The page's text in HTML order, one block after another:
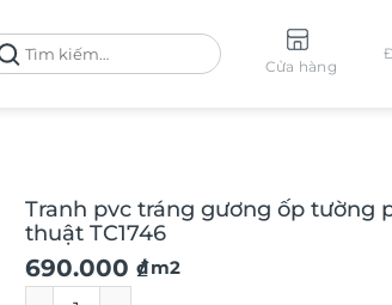
Cửa hàng
Tranh pvc tráng gương ốp tường
thuật TC1746
690.000 ₫
/ m2